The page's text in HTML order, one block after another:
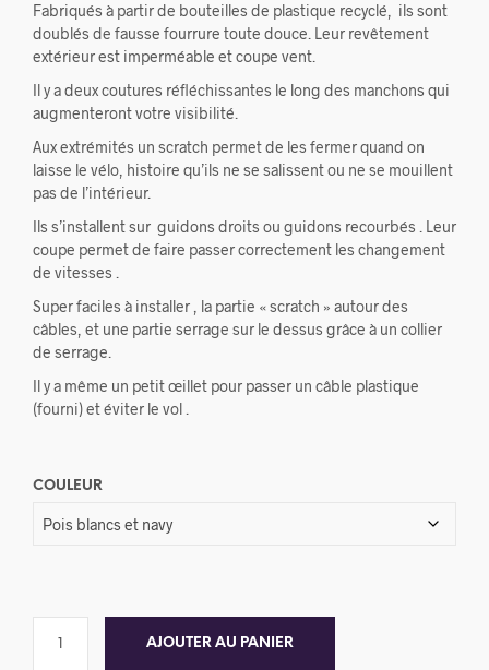
Fabriqués à partir de bouteilles de plastique recyclé, ils sont
doublés de fausse fourrure toute douce. Leur revêtement
extérieur est imperméable et coupe vent.
Il y a deux coutures réfléchissantes le long des manchons qui
augmenteront votre visibilité.
Aux extrémités un scratch permet de les fermer quand on
laisse le vélo, histoire qu’ils ne se salissent ou ne se mouillent
pas de l’intérieur.
Ils s’installent sur guidons droits ou guidons recourbés . Leur
coupe permet de faire passer correctement les changement
de vitesses .
Super faciles à installer , la partie « scratch » autour des
câbles, et une partie serrage sur le dessus grâce à un collier
de serrage.
Il y a même un petit œillet pour passer un câble plastique
(fourni) et éviter le vol .
COULEUR
AJOUTER AU PANIER